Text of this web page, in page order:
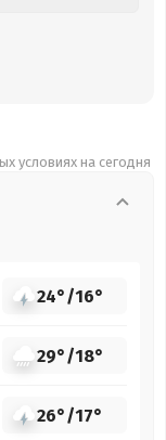
условиях на сегодня
24°/16°
29°/18°
26°/17°